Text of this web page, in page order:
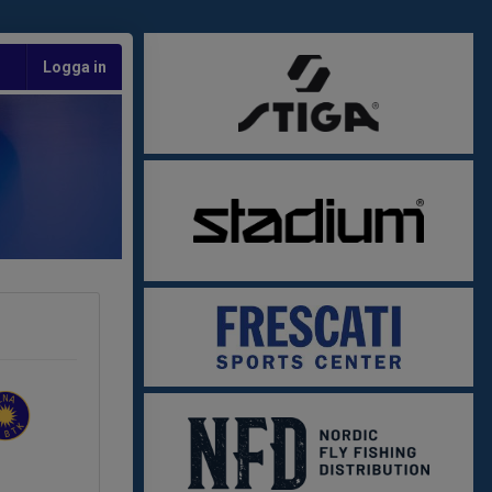
Logga in